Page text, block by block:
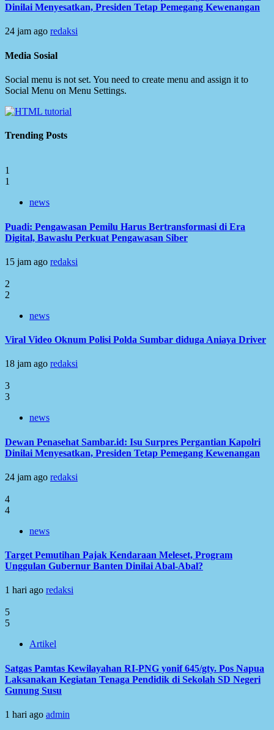
Dinilai Menyesatkan, Presiden Tetap Pemegang Kewenangan
24 jam ago redaksi
Media Sosial
Social menu is not set. You need to create menu and assign it to
Social Menu on Menu Settings.
Trending Posts
1
1
news
Puadi: Pengawasan Pemilu Harus Bertransformasi di Era
Digital, Bawaslu Perkuat Pengawasan Siber
15 jam ago redaksi
2
2
news
Viral Video Oknum Polisi Polda Sumbar diduga Aniaya Driver
18 jam ago redaksi
3
3
news
Dewan Penasehat Sambar.id: Isu Surpres Pergantian Kapolri
Dinilai Menyesatkan, Presiden Tetap Pemegang Kewenangan
24 jam ago redaksi
4
4
news
Target Pemutihan Pajak Kendaraan Meleset, Program
Unggulan Gubernur Banten Dinilai Abal-Abal?
1 hari ago redaksi
5
5
Artikel
Satgas Pamtas Kewilayahan RI-PNG yonif 645/gty. Pos Napua
Laksanakan Kegiatan Tenaga Pendidik di Sekolah SD Negeri
Gunung Susu
1 hari ago admin